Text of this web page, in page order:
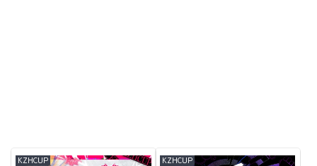
KZHCUP KZHCUP